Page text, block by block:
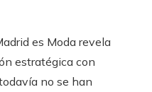
es Moda revela
estratégica con
no se han